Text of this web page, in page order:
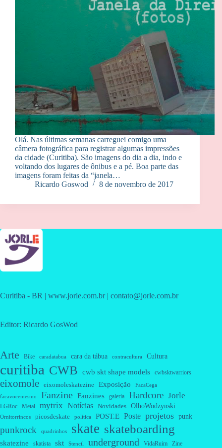
Olá. Nas últimas semanas carreguei comigo uma
câmera fotográfica para registrar algumas impressões
da cidade (Curitiba). São imagens do dia a dia, indo e
voltando dos lugares de ônibus e a pé. Boa parte das
imagens foram feitas da “janela…
Ricardo Goswod
8 de novembro de 2017
Curitiba - BR | www.jorle.com.br | contato@jorle.com.br
Editor: Ricardo GosWod
Arte Bike caradatabua cara da tábua contracultura Cultura
curitiba CWB cwb skt shape models cwbsktwarriors
eixomole eixomoleskatezine Exposição FacaCega
facavocemesmo Fanzine Fanzines galeria Hardcore Jorle
LGRoc Metal mytrix Notícias Novidades OlhoWodzynski
Ornitorrincos picosdeskate política POST.E Poste projetos punk
punkrock quadrinhos skate skateboarding
skatezine skatista skt Stencil underground VidaRuim Zine